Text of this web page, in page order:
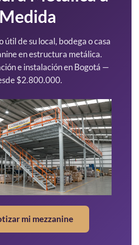
Medida
útil de su local, bodega o casa
en estructura metálica.
e instalación en Bogotá —
$2.800.000.
mi mezzanine